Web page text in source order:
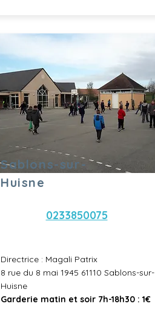
Sablons-sur-
Huisne
0233850075
Directrice : Magali Patrix
8 rue du 8 mai 1945 61110 Sablons-sur-
Huisne
Garderie matin et soir 7h-18h30 : 1€